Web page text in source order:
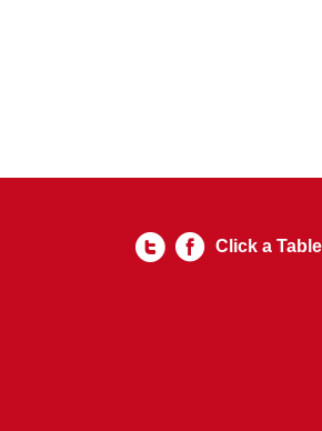
Click a Table